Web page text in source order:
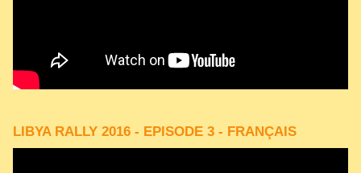
LIBYA RALLY 2016 - EPISODE 3 - FRANÇAIS